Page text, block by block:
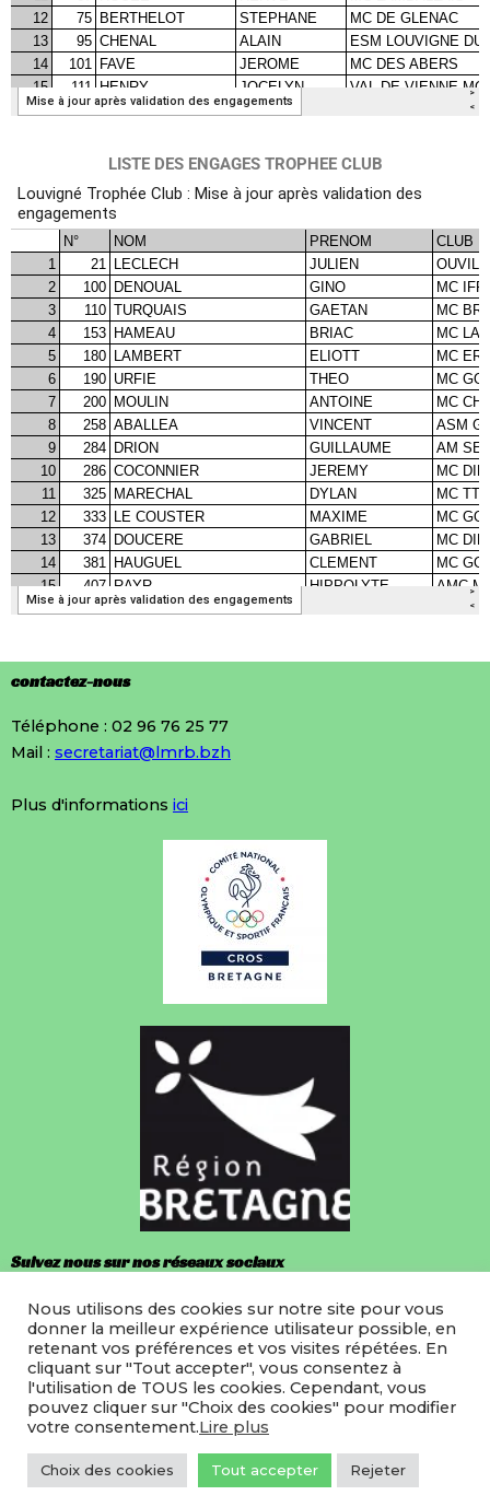
LISTE DES ENGAGES TROPHEE CLUB
contactez-nous
Téléphone : 02 96 76 25 77
Mail : secretariat@lmrb.bzh
Plus d'informations ici
Suivez nous sur nos réseaux sociaux
Facebook
Instagram
©2022 LMRB
Site hebergé par Icodia
Nous utilisons des cookies sur notre site pour vous
donner la meilleur expérience utilisateur possible, en
retenant vos préférences et vos visites répétées. En
cliquant sur "Tout accepter", vous consentez à
l'utilisation de TOUS les cookies. Cependant, vous
pouvez cliquer sur "Choix des cookies" pour modifier
votre consentement.Lire plus
Choix des cookies Tout accepter Rejeter